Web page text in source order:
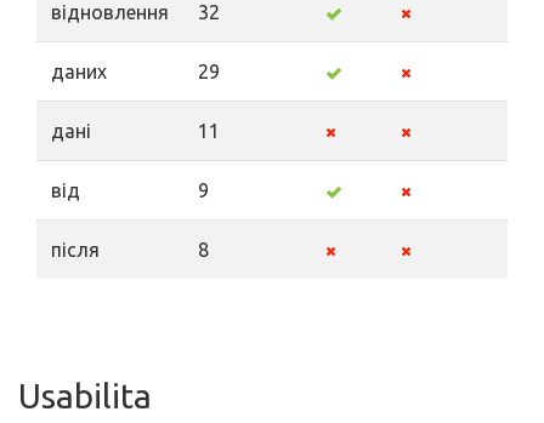
відновлення 32
даних 29
дані 11
від 9
після 8
Usabilita